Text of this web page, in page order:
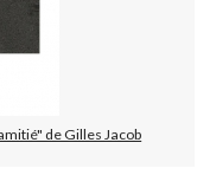
de Gilles Jacob